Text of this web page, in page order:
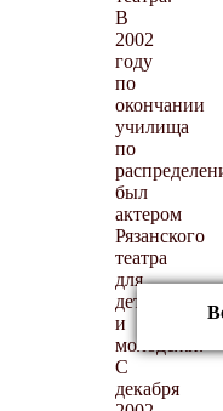
В
2002
году
по
окончании
училища
по
был
актером
Рязанского
театра
для
детей
и
молодежи.
С
декабря